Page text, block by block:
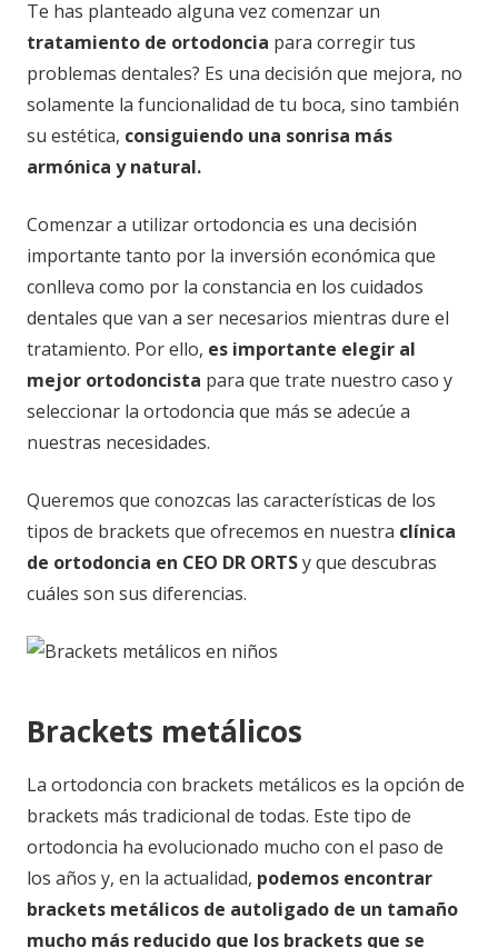
Te has planteado alguna vez comenzar un
tratamiento de ortodoncia para corregir tus
problemas dentales? Es una decisión que mejora, no
solamente la funcionalidad de tu boca, sino también
su estética, consiguiendo una sonrisa más
armónica y natural.
Comenzar a utilizar ortodoncia es una decisión
importante tanto por la inversión económica que
conlleva como por la constancia en los cuidados
dentales que van a ser necesarios mientras dure el
tratamiento. Por ello, es importante elegir al
mejor ortodoncista para que trate nuestro caso y
seleccionar la ortodoncia que más se adecúe a
nuestras necesidades.
Queremos que conozcas las características de los
tipos de brackets que ofrecemos en nuestra clínica
de ortodoncia en CEO DR ORTSy que descubras
cuáles son sus diferencias.
Brackets metálicos
La ortodoncia con brackets metálicos es la opción de
brackets más tradicional de todas. Este tipo de
ortodoncia ha evolucionado mucho con el paso de
los años y, en la actualidad, podemos encontrar
brackets metálicos de autoligado de un tamaño
mucho más reducido que los brackets que se